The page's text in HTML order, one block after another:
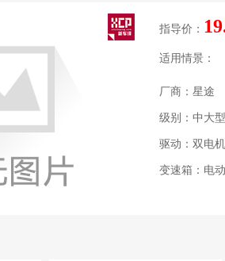
指导价：
适用情景：
厂商：星途
级别：中大
驱动：双电
变速箱：电